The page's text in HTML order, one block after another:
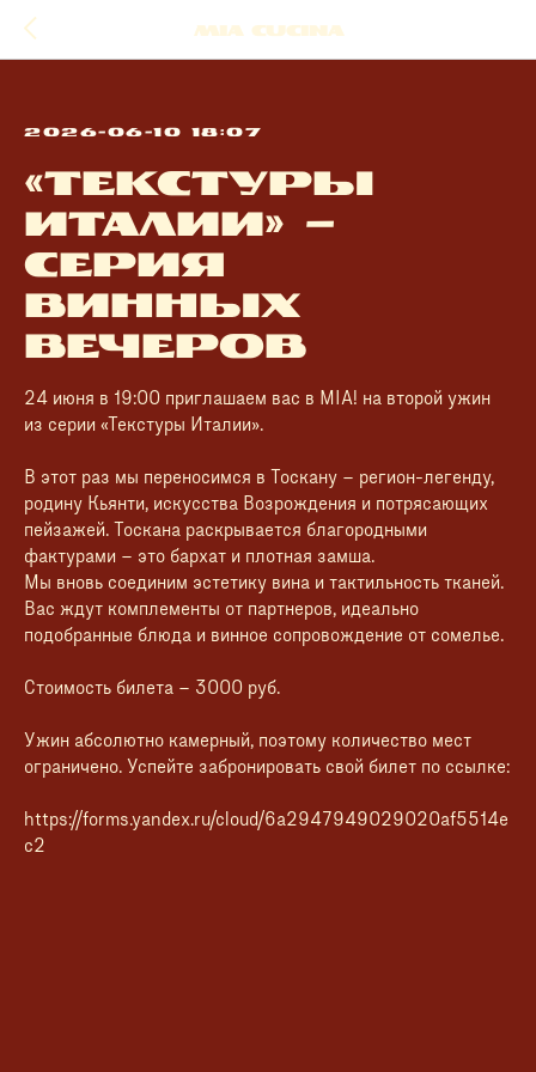
MIA cucina
2026-06-10 18:07
«Текстуры
Италии» –
серия
винных
вечеров
24 июня в 19:00 приглашаем вас в MIA! на второй ужин
из серии «Текстуры Италии».
В этот раз мы переносимся в Тоскану – регион-легенду,
родину Кьянти, искусства Возрождения и потрясающих
пейзажей. Тоскана раскрывается благородными
фактурами – это бархат и плотная замша.
Мы вновь соединим эстетику вина и тактильность тканей.
Вас ждут комплементы от партнеров, идеально
подобранные блюда и винное сопровождение от сомелье.
Стоимость билета – 3000 руб.
Ужин абсолютно камерный, поэтому количество мест
ограничено. Успейте забронировать свой билет по ссылке:
https://forms.yandex.ru/cloud/6a2947949029020af5514e
c2